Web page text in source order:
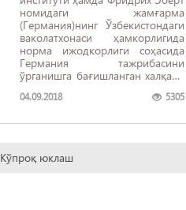
номидаги жамғарма
(Германия)нинг Ўзбекистондаги
ваколатхонаси ҳамкорлигида
норма ижодкорлиги соҳасида
Германия тажрибасини
ўрганишга бағишланган халқаро
04.09.2018 5305
Кўпроқ юклаш